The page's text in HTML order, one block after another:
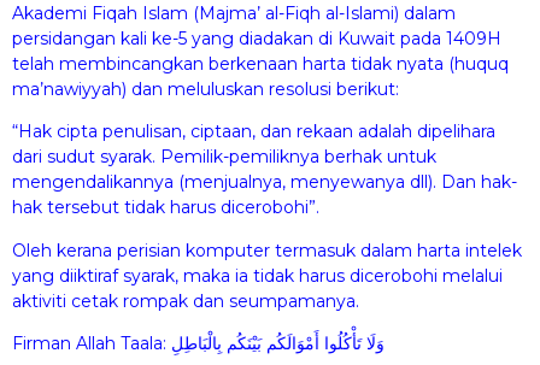
Akademi Fiqah Islam (Majma’ al-Fiqh al-Islami) dalam
persidangan kali ke-5 yang diadakan di Kuwait pada 1409H
telah membincangkan berkenaan harta tidak nyata (huquq
ma’nawiyyah) dan meluluskan resolusi berikut:
“Hak cipta penulisan, ciptaan, dan rekaan adalah dipelihara
dari sudut syarak. Pemilik-pemiliknya berhak untuk
mengendalikannya (menjualnya, menyewanya dll). Dan hak-
hak tersebut tidak harus dicerobohi”.
Oleh kerana perisian komputer termasuk dalam harta intelek
yang diiktiraf syarak, maka ia tidak harus dicerobohi melalui
aktiviti cetak rompak dan seumpamanya.
Firman Allah Taala: وَلَا تَأْكُلُوا أَمْوَالَكُم بَيْنَكُم بِالْبَاطِلِ